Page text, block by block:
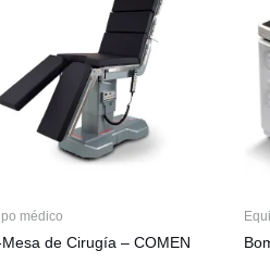
médico
de Cirugía – COMEN